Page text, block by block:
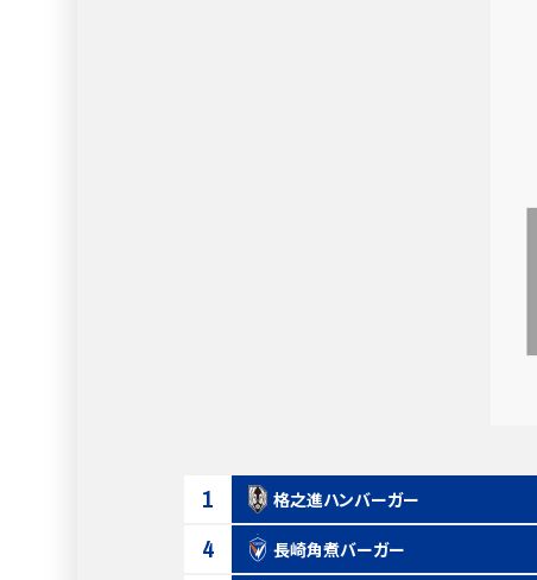
1 格之進ハンバーガー
4 長崎角煮バーガー